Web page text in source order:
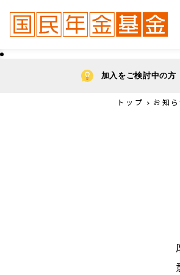
加入をご検討中の方
トップ お知